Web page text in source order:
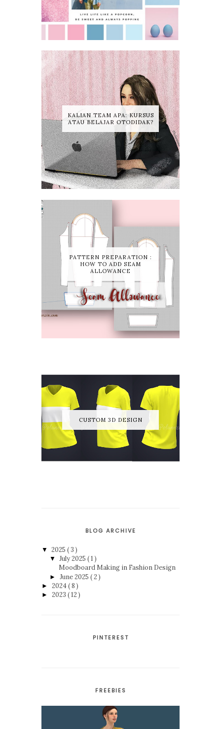
KALIAN TEAM APA: KURSUS
ATAU BELAJAR OTODIDAK?
PATTERN PREPARATION :
HOW TO ADD SEAM
ALLOWANCE
CUSTOM 3D DESIGN
BLOG ARCHIVE
▼ 2025 ( 3 )
▼ July 2025 ( 1 )
Moodboard Making in Fashion Design
► June 2025 ( 2 )
► 2024( 8 )
► 2023 ( 12 )
PINTEREST
FREEBIES